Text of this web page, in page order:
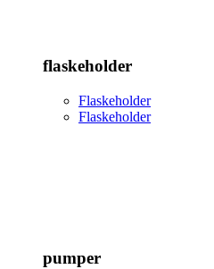
flaskeholder
Flaskeholder
Flaskeholder
pumper